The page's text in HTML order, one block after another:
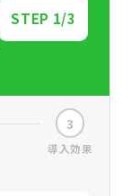
STEP 1/3
3
導入効果